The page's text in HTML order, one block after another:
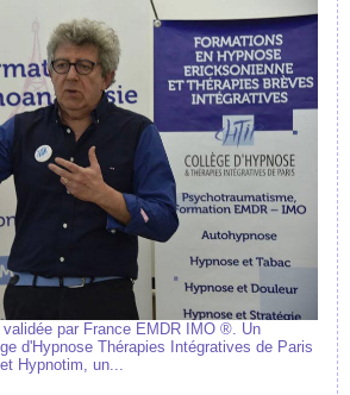
par France EMDR IMO ®. Un
d'Hypnose Thérapies Intégratives de Paris
Hypnotim, un...